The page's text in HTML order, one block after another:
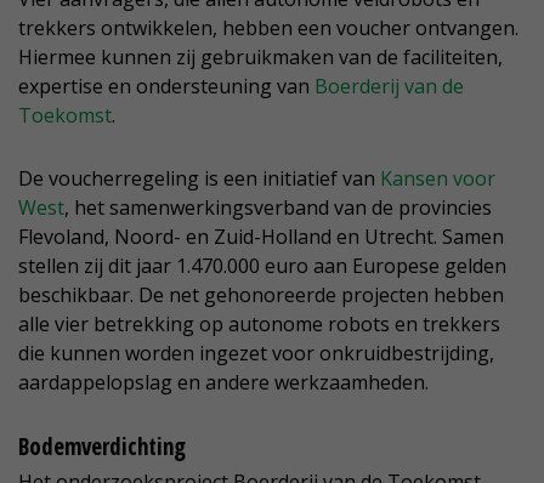
trekkers ontwikkelen, hebben een voucher ontvangen.
Hiermee kunnen zij gebruikmaken van de faciliteiten,
expertise en ondersteuning van Boerderij van de
Toekomst.
De voucherregeling is een initiatief van Kansen voor
West, het samenwerkingsverband van de provincies
Flevoland, Noord- en Zuid-Holland en Utrecht. Samen
stellen zij dit jaar 1.470.000 euro aan Europese gelden
beschikbaar. De net gehonoreerde projecten hebben
alle vier betrekking op autonome robots en trekkers
die kunnen worden ingezet voor onkruidbestrijding,
aardappelopslag en andere werkzaamheden.
Bodemverdichting